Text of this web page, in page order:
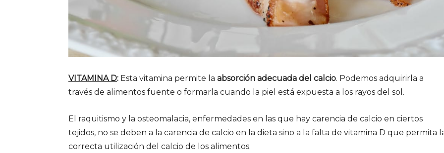
VITAMINA D: Esta vitamina permite la absorción adecuada del calcio. Podemos adquirirla a
través de alimentos fuente o formarla cuando la piel está expuesta a los rayos del sol.
El raquitismo y la osteomalacia, enfermedades en las que hay carencia de calcio en ciertos
tejidos, no se deben a la carencia de calcio en la dieta sino a la falta de vitamina D que permita
correcta utilización del calcio de los alimentos.